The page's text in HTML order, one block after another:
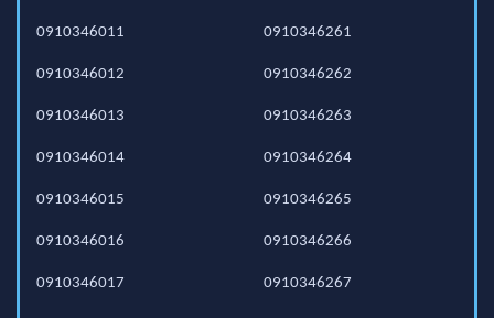
0910346011
0910346012
0910346013
0910346014
0910346015
0910346016
0910346017
0910346261
0910346262
0910346263
0910346264
0910346265
0910346266
0910346267